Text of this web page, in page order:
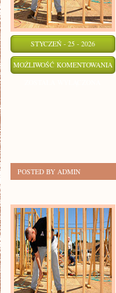
STYCZEŃ - 25 - 2026
MOŻLIWOŚĆ KOMENTOWANIA
POSTED BY ADMIN